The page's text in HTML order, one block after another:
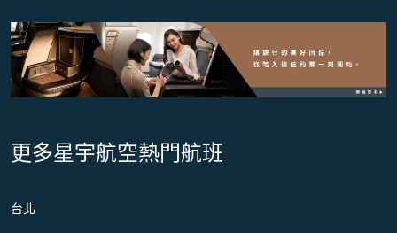
更多星宇航空熱門航班
台北